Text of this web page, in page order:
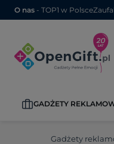
O nas - TOP1 w Polsce
GADŻETY
Gadżety